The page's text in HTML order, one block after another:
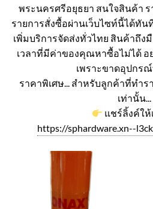
พระนครศรีอยุธยา สนใจสินค้า ร
รายการสั่งซื้อผ่านเว็บไซท์นี้ได้ทั
เพิ่มบริการจัดส่งทั่วไทย สินค้าถึ
เวลาที่มีค่าของคุณหาซื้อไม่ได้ อ
เพราะขาดอุปกร
ราคาพิเศษ... สำหรับลูกค้าที่ทำร
เท่านั้น...
แชร์ลิ้งค์ให้
https://sphardware.xn--